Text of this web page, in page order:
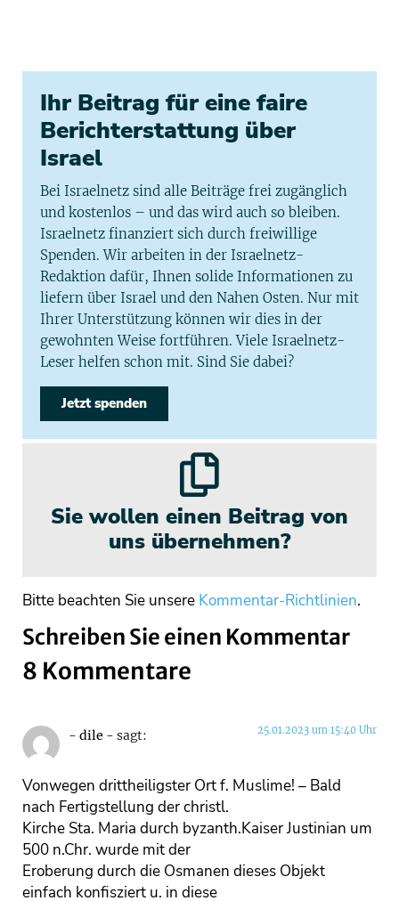
Ihr Beitrag für eine faire
Berichterstattung über
Israel
Bei Israelnetz sind alle Beiträge frei zugänglich
und kostenlos – und das wird auch so bleiben.
Israelnetz finanziert sich durch freiwillige
Spenden. Wir arbeiten in der Israelnetz-
Redaktion dafür, Ihnen solide Informationen zu
liefern über Israel und den Nahen Osten. Nur mit
Ihrer Unterstützung können wir dies in der
gewohnten Weise fortführen. Viele Israelnetz-
Leser helfen schon mit. Sind Sie dabei?
Jetzt spenden
Sie wollen einen Beitrag von
uns übernehmen?
Bitte beachten Sie unsere Kommentar-Richtlinien.
Schreiben Sie einen Kommentar
8 Kommentare
- dile - sagt: 25.01.2023 um 15:40 Uhr
Vonwegen drittheiligster Ort f. Muslime! – Bald
nach Fertigstellung der christl.
Kirche Sta. Maria durch byzanth.Kaiser Justinian um
500 n.Chr. wurde mit der
Eroberung durch die Osmanen dieses Objekt
einfach konfisziert u. in diese